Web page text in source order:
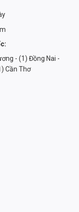
- (1) Đồng Nai -
Cần Thơ